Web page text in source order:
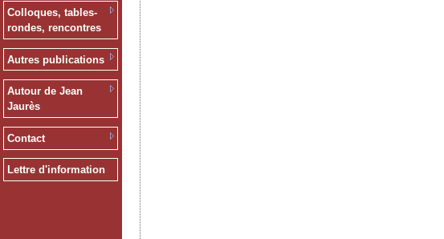
Colloques, tables-
rondes, rencontres
Autres publications
Autour de Jean
Jaurès
Contact
Lettre d'information